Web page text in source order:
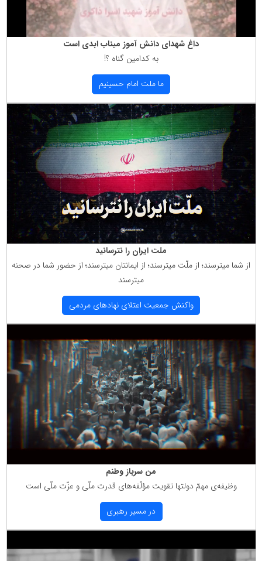
داغ شهدای دانش آموز میناب ابدی است
به كدامین گناه ؟!
ما ملت امام حسینیم
ملت ایران را نترسانید
از شما میترسند؛ از ملّت میترسند؛ از ایمانتان میترسند؛ از حضور شما در صحنه
میترسند
واكنش جمعیت اعتلای نهادهای مردمی
من سرباز وطنم
وظیفه‌ی مهمّ دولتها تقویت مؤلّفه‌های قدرت ملّی و عزّت ملّی است
در مسیر رهبری